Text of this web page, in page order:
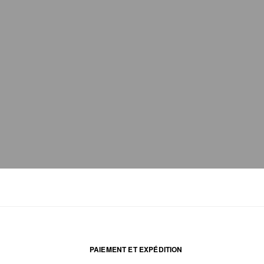
PAIEMENT ET EXPÉDITION